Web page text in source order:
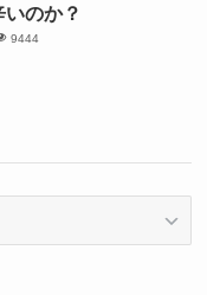
のか？
9444